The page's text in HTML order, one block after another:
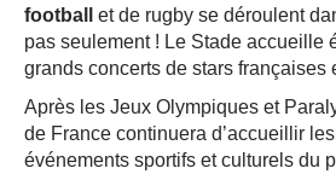
football et de rugby se déroulent
pas seulement ! Le Stade accueille
grands concerts de stars françaises
Après les Jeux Olympiques et
de France continuera d’accueillir
événements sportifs et culturels du